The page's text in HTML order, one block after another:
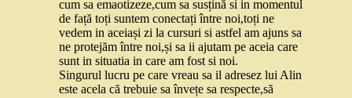
cum sa emaotizeze,cum sa susțină si in momentul
de față toți suntem conectați între noi,toți ne
vedem in aceiași zi la cursuri si astfel am ajuns sa
ne protejăm între noi,și sa ii ajutam pe aceia care
sunt in situatia in care am fost si noi.
Singurul lucru pe care vreau sa il adresez lui Alin
este acela că trebuie sa învețe sa respecte,să